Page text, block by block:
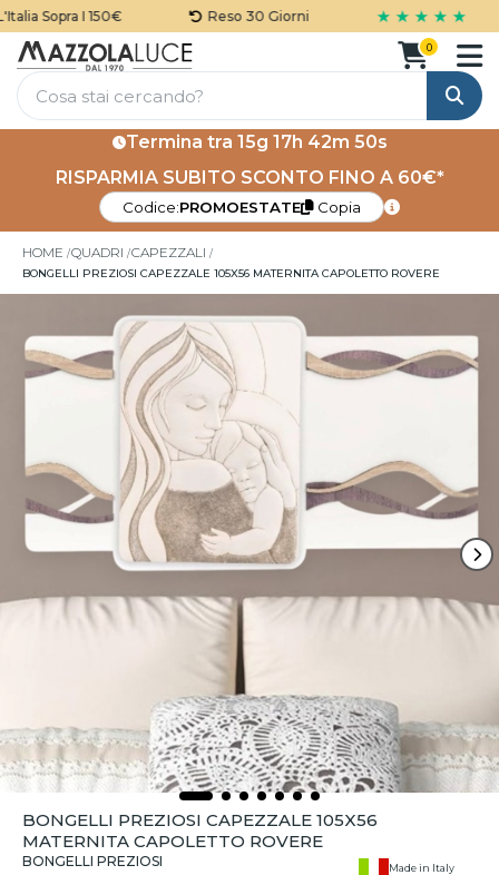
Sopra I 150€ Reso 30 Giorni ★ ★ ★ ★ ★
Cerca
0
Termina tra 15g 17h 42m 50s
RISPARMIA SUBITO SCONTO FINO A 60€*
Codice:PROMOESTATE Copia
HOME QUADRI CAPEZZALI
BONGELLI PREZIOSI CAPEZZALE 105X56 MATERNITA CAPOLETTO ROVERE
BONGELLI PREZIOSI CAPEZZALE 105X56
MATERNITA CAPOLETTO ROVERE
BONGELLI PREZIOSI Made in Italy